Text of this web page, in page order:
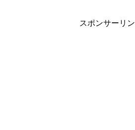
スポンサーリ